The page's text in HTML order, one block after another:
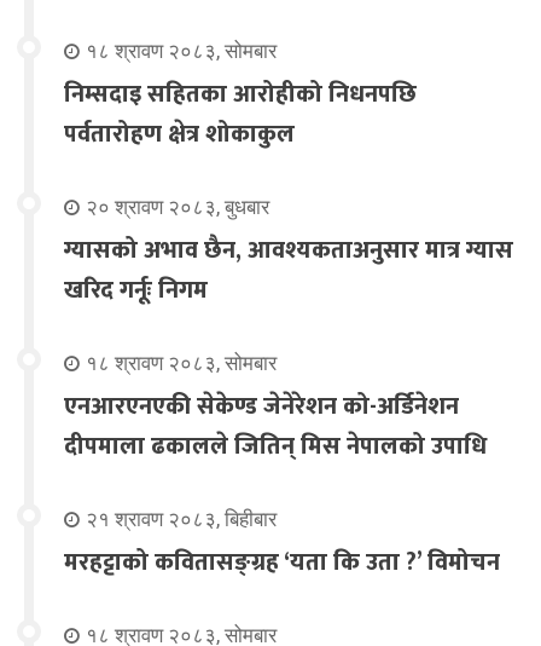
१८ श्रावण २०८३, सोमबार
निम्सदाइ सहितका आरोहीको निधनपछि
पर्वतारोहण क्षेत्र शोकाकुल
२० श्रावण २०८३, बुधबार
ग्यासको अभाव छैन, आवश्यकताअनुसार मात्र ग्यास
खरिद गर्नूः निगम
१८ श्रावण २०८३, सोमबार
एनआरएनएकी सेकेण्ड जेनेरेशन को-अर्डिनेशन
दीपमाला ढकालले जितिन् मिस नेपालको उपाधि
२१ श्रावण २०८३, बिहीबार
मरहट्टाको कवितासङ्ग्रह ‘यता कि उता ?’ विमोचन
१८ श्रावण २०८३, सोमबार